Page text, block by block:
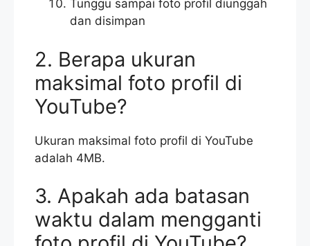
Tunggu sampai foto profil diunggah
dan disimpan
2. Berapa ukuran
maksimal foto profil di
YouTube?
Ukuran maksimal foto profil di YouTube
adalah 4MB.
3. Apakah ada batasan
waktu dalam mengganti